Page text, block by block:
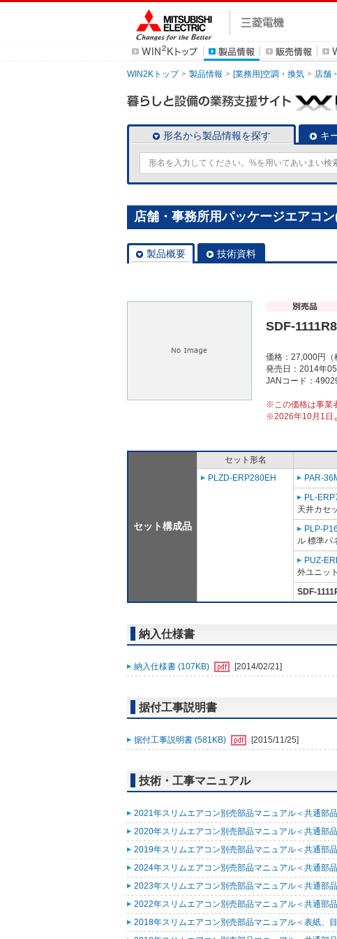
WIN2Kトップ 製品情報 [業務用]空調・換気 店舗
形名から製品情報を探す キ
店舗・事務所用パッケージエアコ
製品概要 技術資料
SDF-1111R8
価格：27,000円（
発売日：2014年
JANコード：
※この価格は事業
※2026年10月1日
セット構成品
セット形名
PLZD-ERP280EH
PAR-
PL-
天井カセ
PLP-
ル 標準パ
PUZ-
外ユニッ
SDF-
納入仕様書
納入仕様書 (107KB) [2014/02/21]
据付工事説明書
据付工事説明書 (581KB) [2015/11/25]
技術・工事マニュアル
2021年スリムエアコン別売部品マニュアル＜共通部
2020年スリムエアコン別売部品マニュアル＜共通部
2019年スリムエアコン別売部品マニュアル＜共通部
2024年スリムエアコン別売部品マニュアル＜共通部
2023年スリムエアコン別売部品マニュアル＜共通部
2022年スリムエアコン別売部品マニュアル＜共通部
2018年スリムエアコン別売部品マニュアル＜表紙、